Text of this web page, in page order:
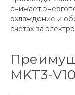
снижает
охлаждение и
счетах за
MKT3-